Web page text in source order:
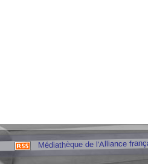
Médiathèque de l'Alliance